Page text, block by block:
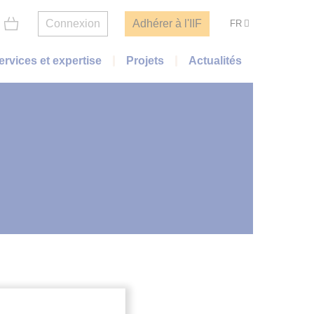
Connexion Adhérer à l'IIF FR
et expertise Projets Actualités